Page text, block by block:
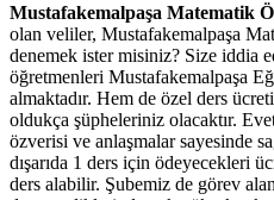
Mustafakemalpaşa Matematik
olan veliler, Mustafakemalpaşa
denemek ister misiniz? Size iddia
öğretmenleri Mustafakemalpaşa
almaktadır. Hem de özel ders
oldukça şüpheleriniz olacaktır.
özverisi ve anlaşmalar sayesinde
dışarıda 1 ders için ödeyecekleri
ders alabilir. Şubemiz de görev